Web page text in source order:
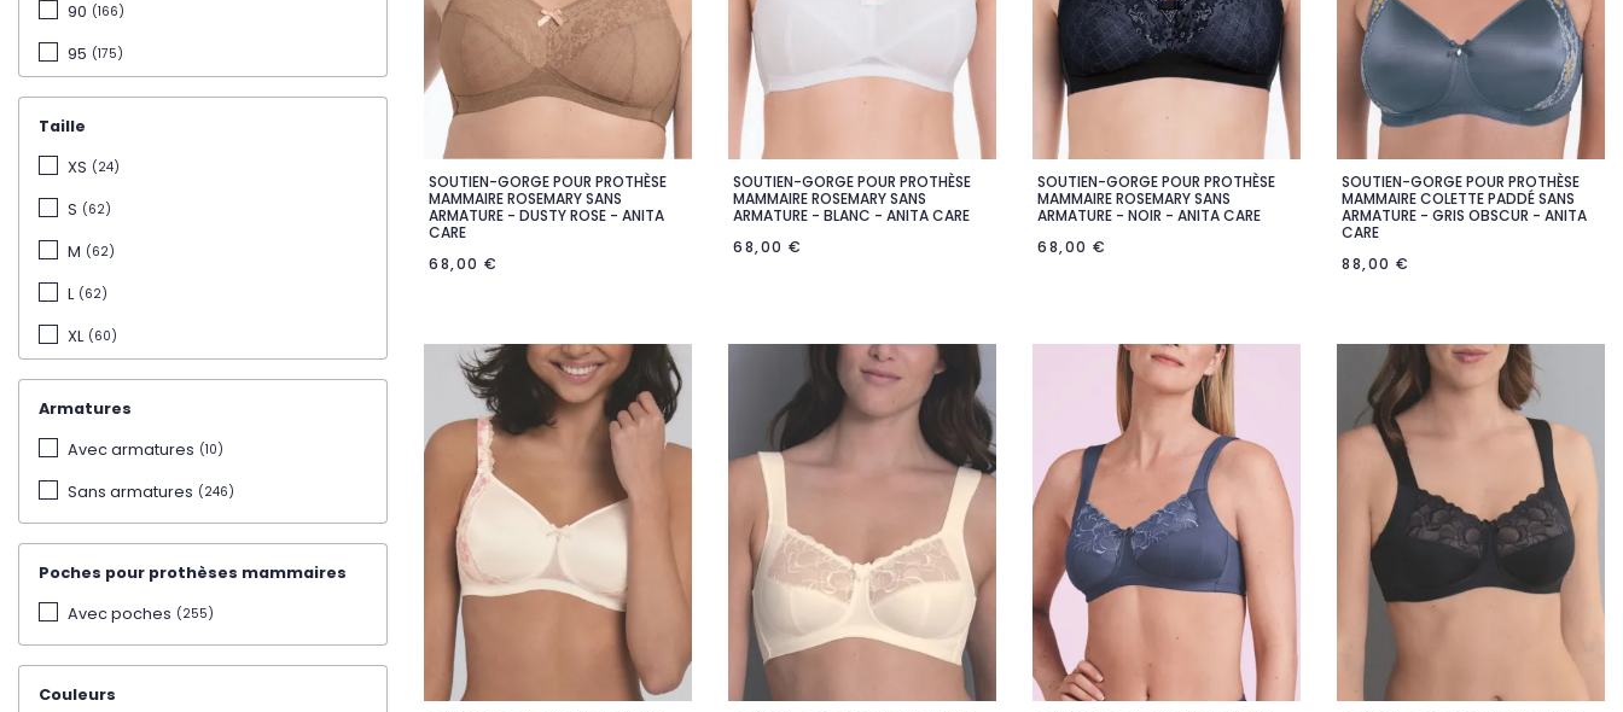
(11)
90 (166)
95 (175)
100 (177)
105
(167)
115 (103)
120 (68)
125 (46)
130 (29)
95/100
125/130 (3)
135/140
Taille
XS (24)
S (62)
M (62)
L (62)
XL (60)
2XL (58)
3XL (8)
Armatures
Avec armatures (10)
Sans armatures (246)
Poches pour prothèses mammaires
Avec poches (255)
Couleurs
Aperçu rapide
SOUTIEN-GORGE POUR PROTHÈSE
MAMMAIRE ROSEMARY SANS
ARMATURE - DUSTY ROSE - ANITA
CARE
68,00 €
Aperçu rapide
SOUTIEN-GORGE POUR PROTHÈSE
MAMMAIRE ROSEMARY SANS
ARMATURE - BLANC - ANITA CARE
68,00 €
Aperçu rapide
SOUTIEN-GORGE POUR PROTHÈSE
MAMMAIRE ROSEMARY SANS
ARMATURE - NOIR - ANITA CARE
68,00 €
Aperçu rapide
SOUTIEN-GORGE POUR PROTHÈSE
MAMMAIRE COLETTE PADDÉ SANS
ARMATURE - GRIS OBSCUR - ANITA
CARE
88,00 €